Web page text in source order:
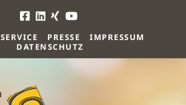
SERVICE PRESSE
IMPRESSUM
DATENSCHUTZ